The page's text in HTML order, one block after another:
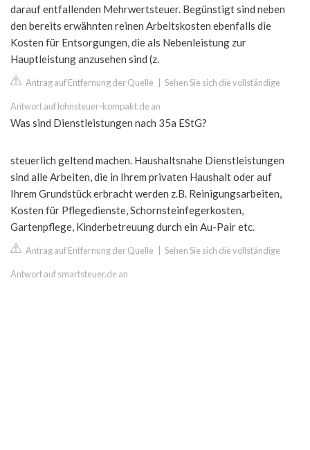
darauf entfallenden Mehrwertsteuer. Begünstigt sind neben
den bereits erwähnten reinen Arbeitskosten ebenfalls die
Kosten für Entsorgungen, die als Nebenleistung zur
Hauptleistung anzusehen sind (z.
Antrag auf Entfernung der Quelle Sehen Sie sich die vollständige
Antwort auf lohnsteuer-kompakt.de an
Was sind Dienstleistungen nach 35a EStG?
steuerlich geltend machen. Haushaltsnahe Dienstleistungen
sind alle Arbeiten, die in Ihrem privaten Haushalt oder auf
Ihrem Grundstück erbracht werden z.B. Reinigungsarbeiten,
Kosten für Pflegedienste, Schornsteinfegerkosten,
Gartenpflege, Kinderbetreuung durch ein Au-Pair etc.
Antrag auf Entfernung der Quelle Sehen Sie sich die vollständige
Antwort auf smartsteuer.de an